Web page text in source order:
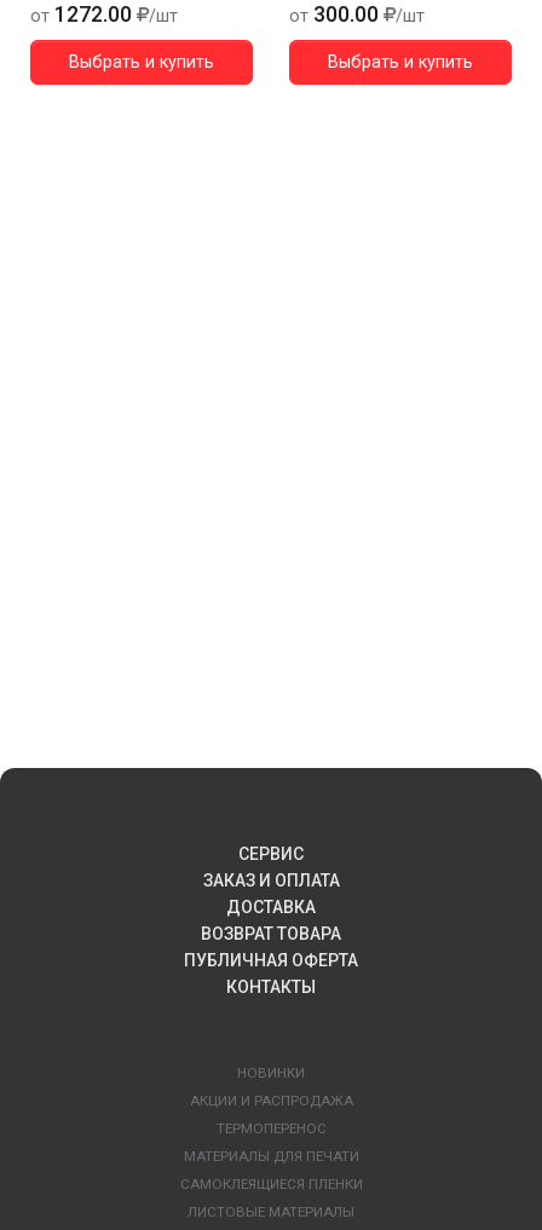
от 1272.00 /шт
Выбрать и купить
от 300.00 /шт
Выбрать и купить
СЕРВИС
ЗАКАЗ И ОПЛАТА
ДОСТАВКА
ВОЗВРАТ ТОВАРА
ПУБЛИЧНАЯ ОФЕРТА
КОНТАКТЫ
НОВИНКИ
АКЦИИ И РАСПРОДАЖА
ТЕРМОПЕРЕНОС
МАТЕРИАЛЫ ДЛЯ ПЕЧАТИ
САМОКЛЕЯЩИЕСЯ ПЛЕНКИ
ЛИСТОВЫЕ МАТЕРИАЛЫ